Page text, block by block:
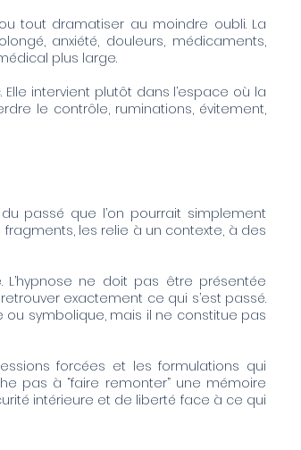
tout dramatiser au moindre oubli. La
anxiété, douleurs, médicaments,
plus large.
intervient plutôt dans l’espace où la
le contrôle, ruminations, évitement,
passé que l’on pourrait simplement
fragments, les relie à un contexte, à des
ne doit pas être présentée
exactement ce qui s’est passé.
ou symbolique, mais il ne constitue pas
forcées et les formulations qui
pas à “faire remonter” une mémoire
intérieure et de liberté face à ce qui